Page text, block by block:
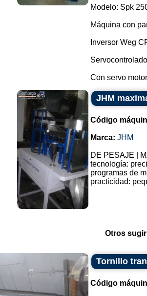
Modelo: Spk
Máquina con
Inversor Weg
Con servo
JHM
Código
Marca: JHM
DE PESAJE |
tecnología:
programas de
practicidad:
Otros
Tornillo
Código